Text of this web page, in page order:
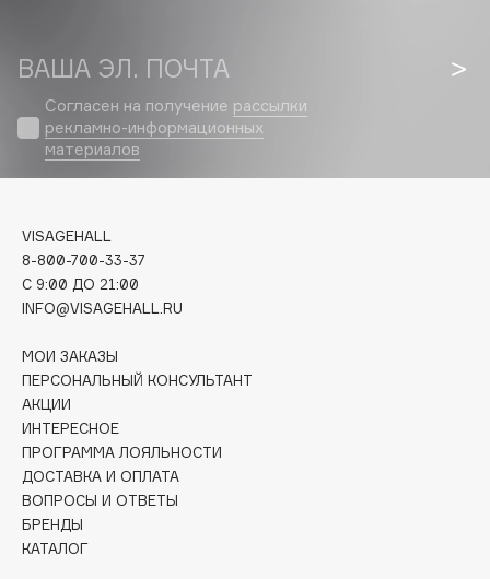
Catrice
Celimax
Cettua
Chupa Chups
Clarins
Clarins Precious
Clinique
Clive Christian
Club De Nuit
Collagenina
Consly
CosRX
Cottolina
Crescina
ВАША ЭЛ. ПОЧТА
Согласен на получение рассылки
рекламно-информационных
материалов
VISAGEHALL
8-800-700-33-37
C 9:00 ДО 21:00
INFO@VISAGEHALL.RU
МОИ ЗАКАЗЫ
ПЕРСОНАЛЬНЫЙ КОНСУЛЬТАНТ
АКЦИИ
ИНТЕРЕСНОЕ
ПРОГРАММА ЛОЯЛЬНОСТИ
ДОСТАВКА И ОПЛАТА
ВОПРОСЫ И ОТВЕТЫ
БРЕНДЫ
КАТАЛОГ